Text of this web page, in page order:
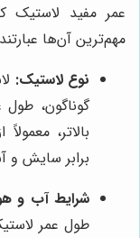
عمر مفید لاستیک
مهم‌ترین آن‌ها
نوع لاستیک:
گوناگون،
بالاتر،
برابر سایش و
شرایط آب و
طول عمر